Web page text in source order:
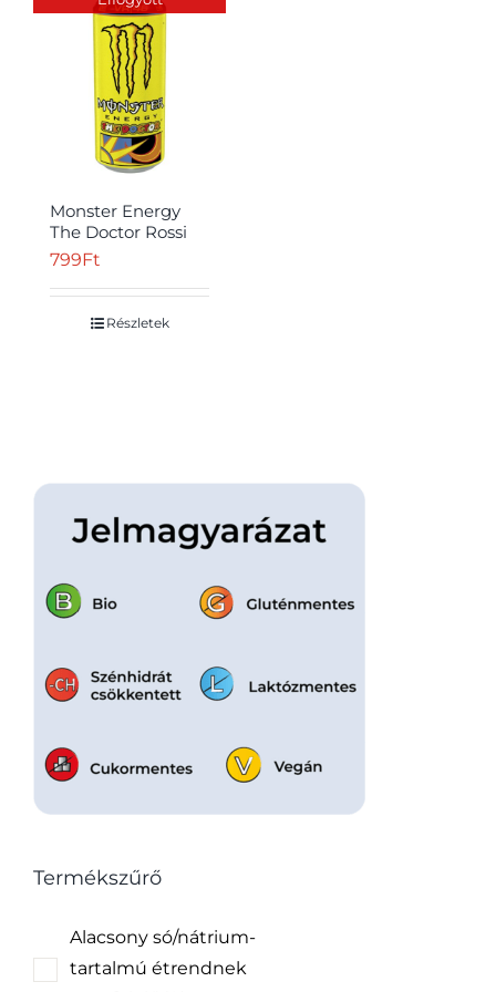
Monster Energy
The Doctor Rossi
VR|46 szénsavas
édesítőszerrel 500
799Ft
Részletek
Termékszűrő
Alacsony só/nátrium-
tartalmú étrendnek